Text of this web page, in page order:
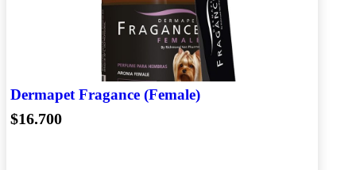
Dermapet Fragance (Female)
$16.700